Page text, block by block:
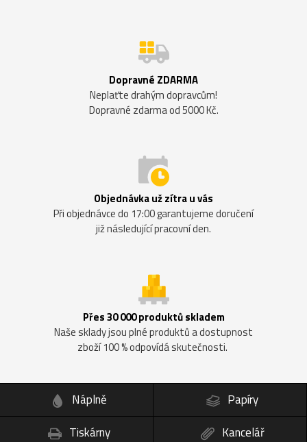
Dopravné ZDARMA
Neplaťte drahým dopravcům!
Dopravné zdarma od 5000 Kč.
Objednávka už zítra u vás
Při objednávce do 17:00 garantujeme doručení
již následující pracovní den.
Přes 30 000 produktů skladem
Naše sklady jsou plné produktů a dostupnost
zboží 100 % odpovídá skutečnosti.
Náplně
Papíry
Tiskárny
Kancelář